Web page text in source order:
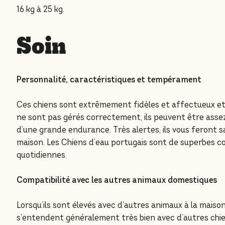
16 kg à 25 kg.
Soin
Personnalité, caractéristiques et tempérament
Ces chiens sont extrêmement fidèles et affectueux et
ne sont pas gérés correctement, ils peuvent être
d’une grande endurance. Très alertes, ils vous feront
maison. Les Chiens d’eau portugais sont de
quotidiennes.
Compatibilité avec les autres animaux domestiques
Lorsqu’ils sont élevés avec d’autres animaux à la
s’entendent généralement très bien avec d’autres